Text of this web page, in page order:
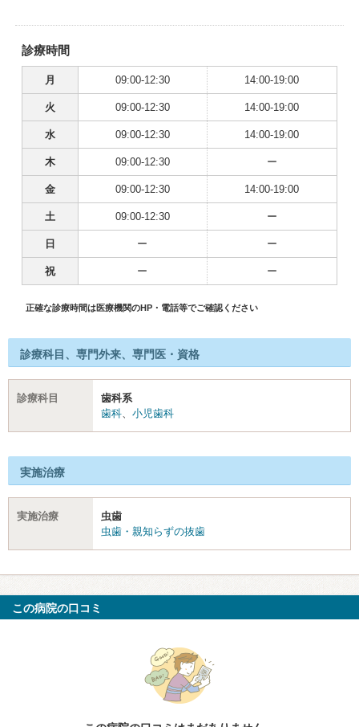
診療時間
月 09:00-12:30 14:00-19:00
火 09:00-12:30 14:00-19:00
水 09:00-12:30 14:00-19:00
木 09:00-12:30 ー
金 09:00-12:30 14:00-19:00
土 09:00-12:30 ー
日 ー ー
祝 ー ー
正確な診療時間は医療機関のHP・電話等でご確認ください
診療科目、専門外来、専門医・資格
診療科目
歯科系
歯科、 小児歯科
実施治療
実施治療
虫歯
虫歯・親知らずの抜歯
この病院の口コミ